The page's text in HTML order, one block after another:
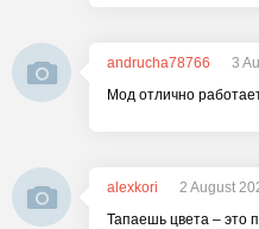
andrucha78766
3
Мод отлично
alexkori
2 August
Тапаешь цвета – это